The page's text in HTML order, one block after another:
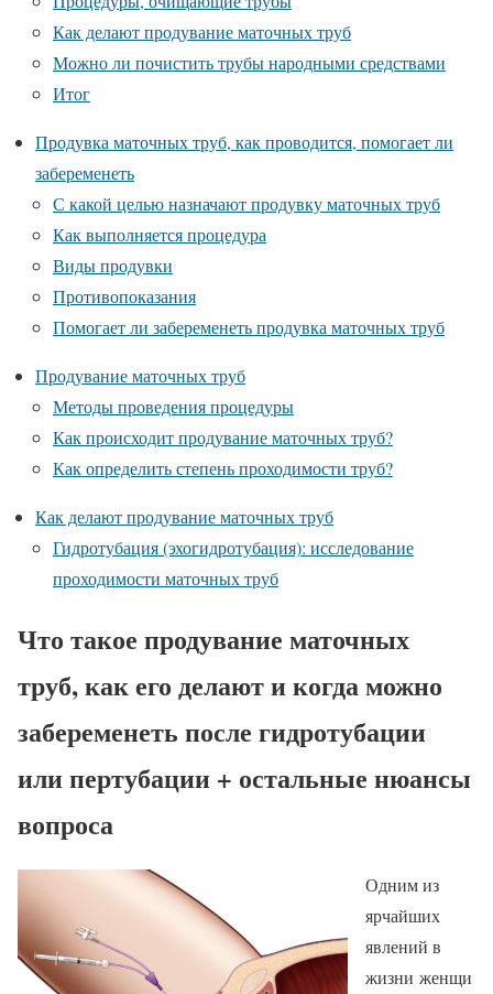
Как делают продувание маточных труб
Можно ли почистить трубы народными средствами
Итог
Продувка маточных труб, как проводится, помогает ли
забеременеть
С какой целью назначают продувку маточных труб
Как выполняется процедура
Виды продувки
Противопоказания
Помогает ли забеременеть продувка маточных труб
Продувание маточных труб
Методы проведения процедуры
Как происходит продувание маточных труб?
Как определить степень проходимости труб?
Как делают продувание маточных труб
Гидротубация (эхогидротубация): исследование
проходимости маточных труб
Что такое продувание маточных
труб, как его делают и когда можно
забеременеть после гидротубации
или пертубации + остальные нюансы
вопроса
Одним из
ярчайших
явлений в
жизни женщи